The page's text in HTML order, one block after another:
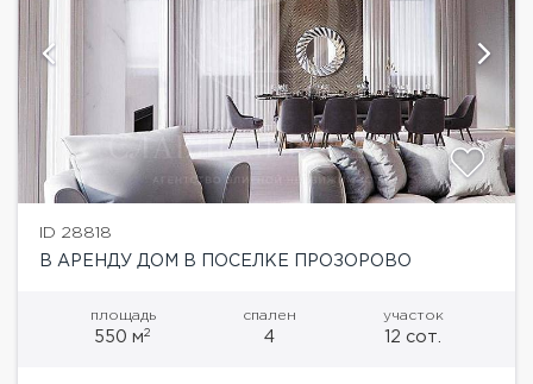
ID 28818
В АРЕНДУ ДОМ В ПОСЕЛКЕ ПРОЗОРОВО
площадь
550 м2
спален
4
участок
12 сот.